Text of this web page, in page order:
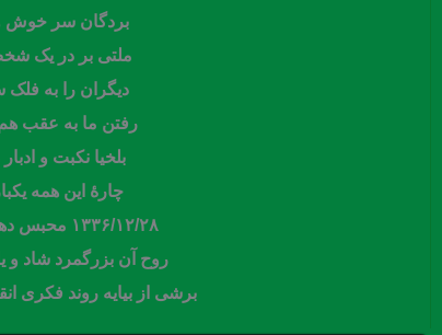
بردگان سر خوش و
ملتی بر در یک
دیگران را به
رفتن ما به عقب هم
بلخیا نکبت و
چارۀ این همه
۱۳۳۶/۱۲/۲۸ محبس دهمزنگ کابل/افغانستان
روح آن بزرگمرد شاد و
برشی از بیایه روند فکری انقلاب سبز